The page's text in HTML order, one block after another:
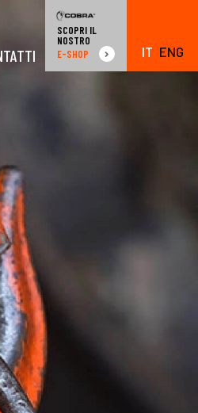
SCOPRI IL
NOSTRO
E-SHOP
IT ENG